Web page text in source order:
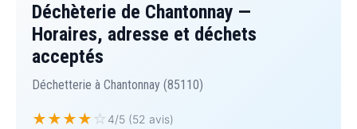
Déchèterie de Chantonnay —
Horaires, adresse et déchets
acceptés
Déchetterie à Chantonnay (85110)
★★★★ ☆ 4/5 (52 avis)